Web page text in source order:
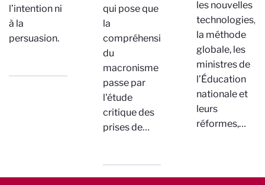
l’intention ni
à la
persuasion.
qui pose que
la
compréhension
du
macronisme
passe par
l'étude
critique des
prises de…
les nouvelles
technologies,
la méthode
globale, les
ministres de
l’Éducation
nationale et
leurs
réformes,…